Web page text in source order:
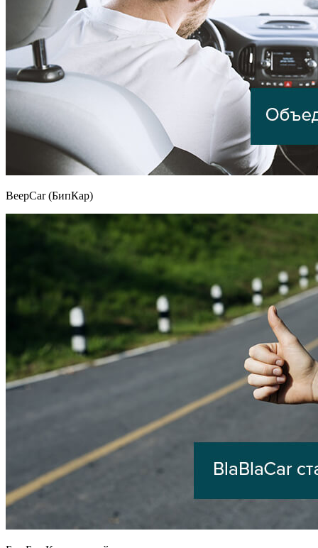
BeepCar (БипКар)